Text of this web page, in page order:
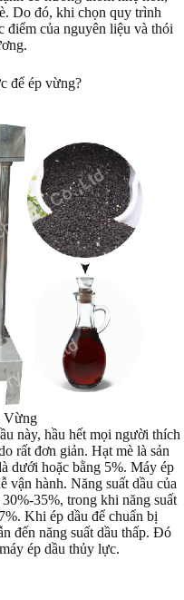
Do đó, khi chọn quy trình
điểm của nguyên liệu và thói
để ép vừng?
Vừng
này, hầu hết mọi người thích
rất đơn giản. Hạt mè là sản
dưới hoặc bằng 5%. Máy ép
vận hành. Năng suất dầu của
35%, trong khi năng suất
Khi ép dầu để chuẩn bị
đến năng suất dầu thấp. Đó
ép dầu thủy lực.